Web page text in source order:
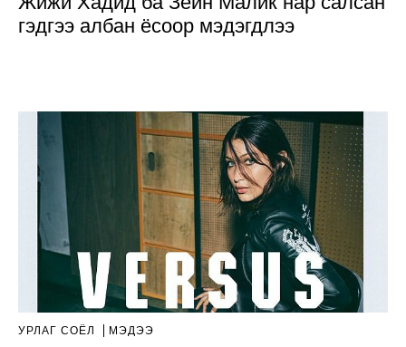
гэдгээ албан ёсоор мэдэгдлээ
УРЛАГ СОЁЛ МЭДЭЭ